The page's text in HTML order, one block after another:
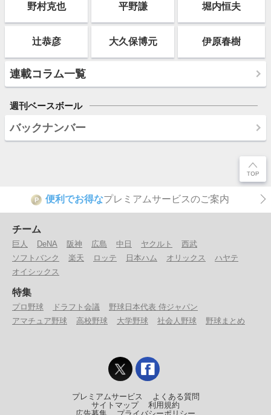
野村克也 平野謙 堀内恒夫
辻恭彦 大久保博元 伊原春樹
連載コラム一覧
週刊ベースボール
バックナンバー
P 便利でお得なプレミアムサービスのご案内
チーム
巨人 DeNA 阪神 広島 中日 ヤクルト
西武
ソフトバンク
楽天 ロッテ 日本ハム オリックス
ハヤテ
オイシックス
特集
プロ野球 ドラフト会議
野球日本代表 侍ジャパン
アマチュア野球
高校野球 大学野球 社会人野球 野球まとめ
プレミアムサービス
よくある質問
サイトマップ
利用規約